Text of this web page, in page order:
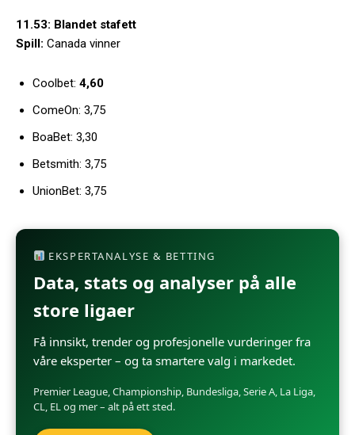
11.53: Blandet stafett
Spill: Canada vinner
Coolbet: 4,60
ComeOn: 3,75
BoaBet: 3,30
Betsmith: 3,75
UnionBet: 3,75
EKSPERTANALYSE & BETTING
Data, stats og analyser på alle
store ligaer
Få innsikt, trender og profesjonelle vurderinger fra
våre eksperter – og ta smartere valg i markedet.
Premier League, Championship, Bundesliga, Serie A, La Liga,
CL, EL og mer – alt på ett sted.